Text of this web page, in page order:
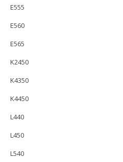
E555
E560
E565
K2450
K4350
K4450
L440
L450
L540